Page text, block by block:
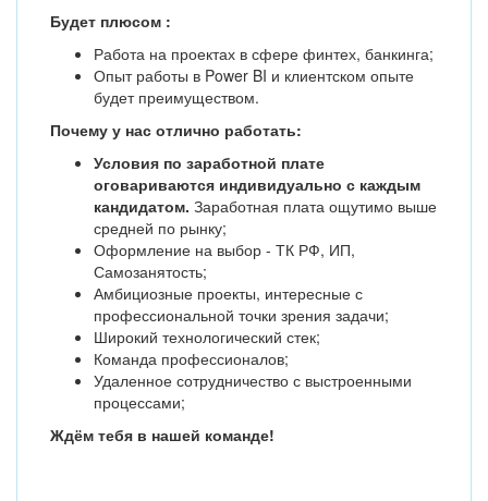
Будет плюсом :
Работа на проектах в сфере финтех, банкинга;
Опыт работы в Power BI и клиентском опыте
будет преимуществом.
Почему у нас отлично работать:
Условия по заработной плате
оговариваются индивидуально с каждым
кандидатом. Заработная плата ощутимо выше
средней по рынку;
Оформление на выбор - ТК РФ, ИП,
Самозанятость;
Амбициозные проекты, интересные с
профессиональной точки зрения задачи;
Широкий технологический стек;
Команда профессионалов;
Удаленное сотрудничество с выстроенными
процессами;
Ждём тебя в нашей команде!